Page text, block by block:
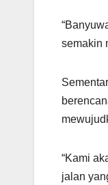
semakin
“Kami
jalan